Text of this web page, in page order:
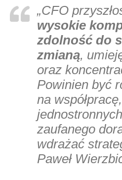
„CFO
wysokie
zdolność do
zmianą,
oraz
Powinien być
na
zaufanego
wdrażać
Paweł